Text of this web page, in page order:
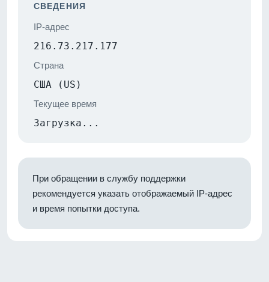
СВЕДЕНИЯ
IP-адрес
216.73.217.177
Страна
США (US)
Текущее время
Загрузка...
При обращении в службу поддержки
рекомендуется указать отображаемый IP-адрес
и время попытки доступа.